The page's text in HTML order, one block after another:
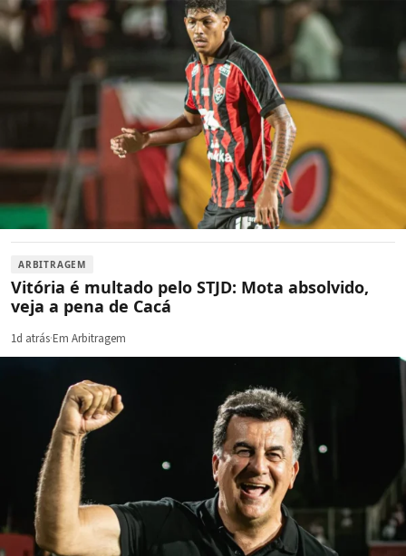
ARBITRAGEM
Vitória é multado pelo STJD: Mota absolvido,
veja a pena de Cacá
1d atrás·Em Arbitragem